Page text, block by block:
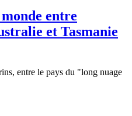
entre
et Tasmanie
entre le pays du "long nuage